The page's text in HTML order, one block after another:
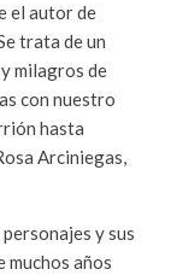
el autor de
trata de un
milagros de
con nuestro
hasta
Arciniegas,
y sus
muchos años